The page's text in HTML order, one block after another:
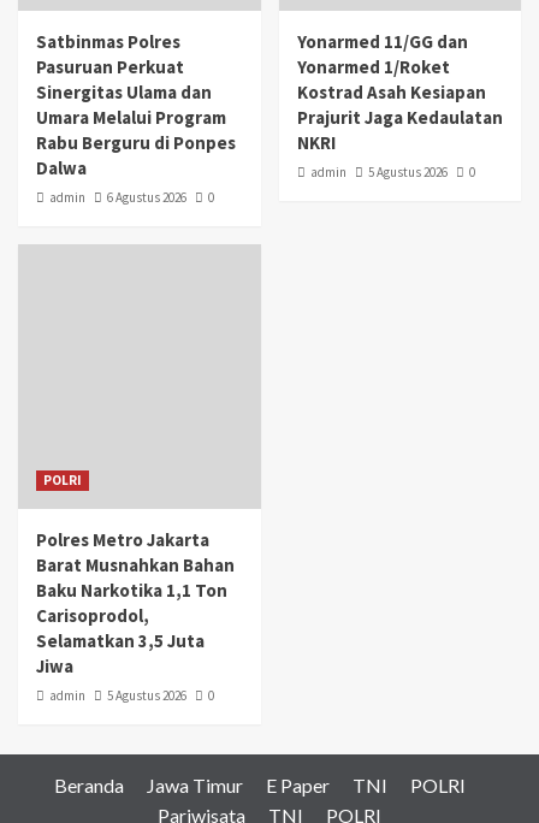
Satbinmas Polres
Pasuruan Perkuat
Sinergitas Ulama dan
Umara Melalui Program
Rabu Berguru di Ponpes
Dalwa
admin 6 Agustus 2026 0
Yonarmed 11/GG dan
Yonarmed 1/Roket
Kostrad Asah Kesiapan
Prajurit Jaga Kedaulatan
NKRI
admin 5 Agustus 2026 0
POLRI
Polres Metro Jakarta
Barat Musnahkan Bahan
Baku Narkotika 1,1 Ton
Carisoprodol,
Selamatkan 3,5 Juta
Jiwa
admin 5 Agustus 2026 0
Beranda Jawa Timur E Paper TNI
POLRI
Pariwisata
TNI POLRI